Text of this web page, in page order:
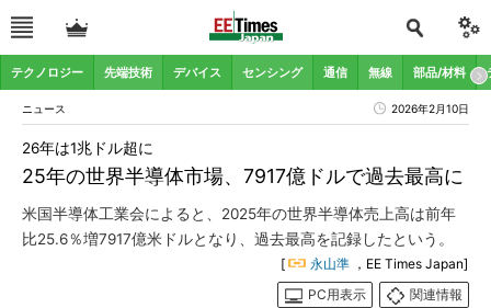
テクノロジー 先端技術 デバイス センシング 通信 無線 部品/材料
ニュース 2026年2月10日
25年の世界半導体市場、7917億ドルで過去最高に
26年は1兆ドル超に
米国半導体工業会によると、2025年の世界半導体売上高は前年
比25.6％増7917億米ドルとなり、過去最高を記録したという。
[ 永山準 ，EE Times Japan]
PC用表示
関連情報